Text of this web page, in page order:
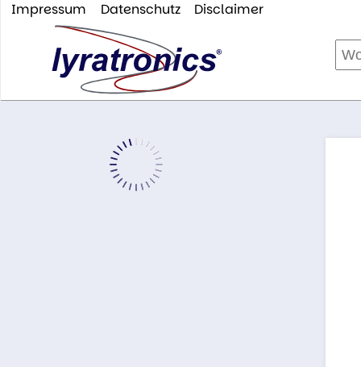
Impressum Datenschutz Disclaimer